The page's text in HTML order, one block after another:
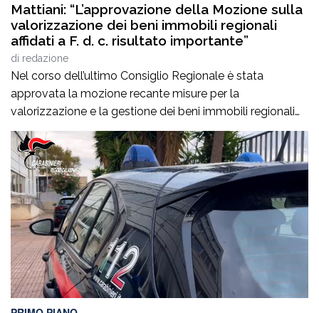
Mattiani: “L’approvazione della Mozione sulla
valorizzazione dei beni immobili regionali
affidati a F. d. c. risultato importante”
di redazione
Nel corso dell’ultimo Consiglio Regionale è stata
approvata la mozione recante misure per la
valorizzazione e la gestione dei beni immobili regionali
affidati a Ferrovie della Calabria S.r.l.. Tra i Consiglieri
Regionali proponenti Giuseppe Mattiani, particolarmente
soddisfatto per il risultato raggiunto:“Con la Mozione
approvata dal Consiglio Regionale abbiamo impegnato
la Giunta Regionale ad effettuare una […]